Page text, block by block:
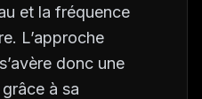
et la fréquence
L’approche
donc une
à sa